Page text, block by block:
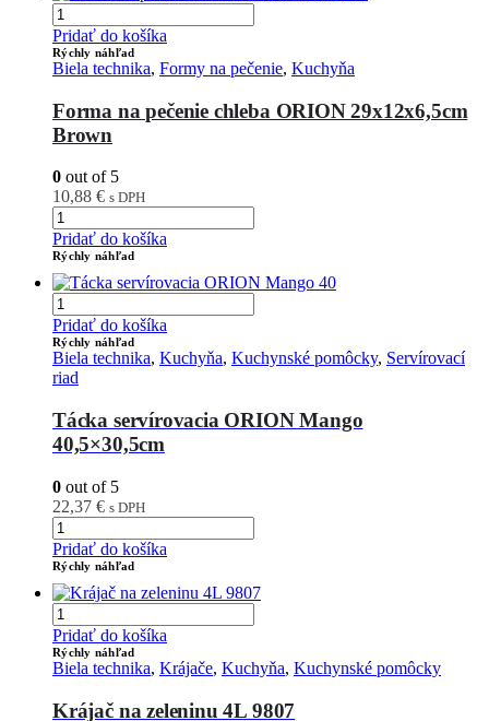
Pridať do košíka
Rýchly náhľad
Biela technika, Formy na pečenie, Kuchyňa
Forma na pečenie chleba ORION 29x12x6,5cm
Brown
0 out of 5
10,88 € s DPH
Pridať do košíka
Rýchly náhľad
Pridať do košíka
Rýchly náhľad
Biela technika, Kuchyňa, Kuchynské pomôcky, Servírovací
riad
Tácka servírovacia ORION Mango
40,5×30,5cm
0 out of 5
22,37 € s DPH
Pridať do košíka
Rýchly náhľad
Pridať do košíka
Rýchly náhľad
Biela technika, Krájače, Kuchyňa, Kuchynské pomôcky
Krájač na zeleninu 4L 9807